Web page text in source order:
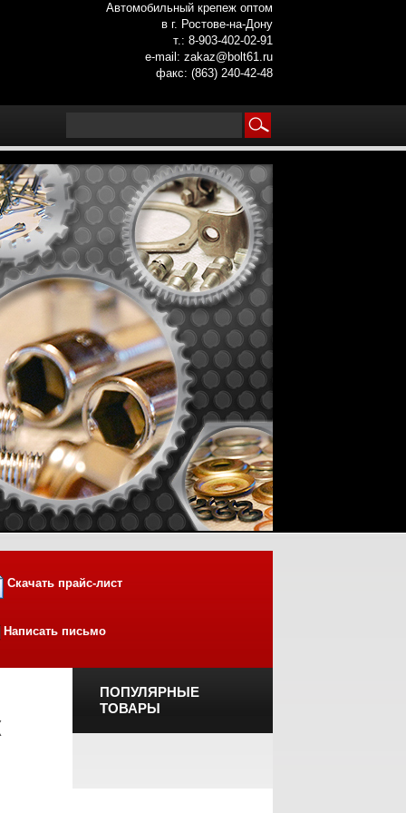
Автомобильный крепеж оптом
в г. Ростове-на-Дону
т.: 8-903-402-02-91
e-mail: zakaz@bolt61.ru
факс: (863) 240-42-48
Скачать прайс-лист
Написать письмо
ПОПУЛЯРНЫЕ
ТОВАРЫ